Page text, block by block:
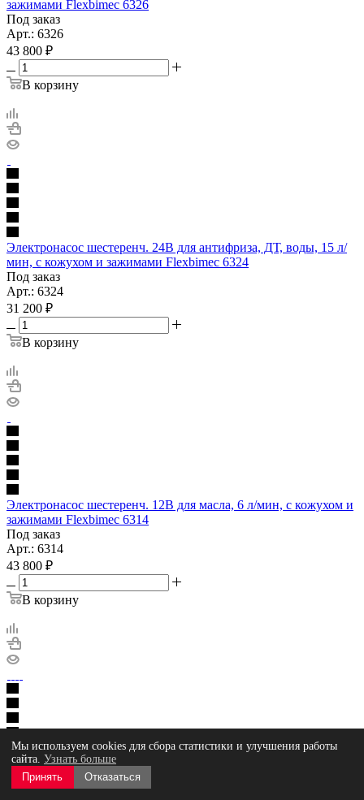
зажимами Flexbimec 6326
Под заказ
Арт.: 6326
43 800 ₽
В корзину
Электронасос шестеренч. 24В для антифриза, ДТ, воды, 15 л/
мин, с кожухом и зажимами Flexbimec 6324
Под заказ
Арт.: 6324
31 200 ₽
В корзину
Электронасос шестеренч. 12В для масла, 6 л/мин, с кожухом и
зажимами Flexbimec 6314
Под заказ
Арт.: 6314
43 800 ₽
В корзину
Электронасос шестеренч. 12В для антифриза, ДТ, воды, 15 л/
мин, с кожухом и зажимами Flexbimec 6312
Под заказ
Мы используем cookies для сбора статистики и улучшения работы
сайта. Узнать больше
Принять
Отказаться